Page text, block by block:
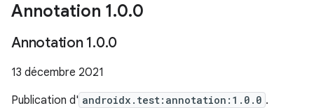
Annotation 1.0.0
Annotation 1.0.0
13 décembre 2021
Publication d' androidx.test:annotation:1.0.0 .